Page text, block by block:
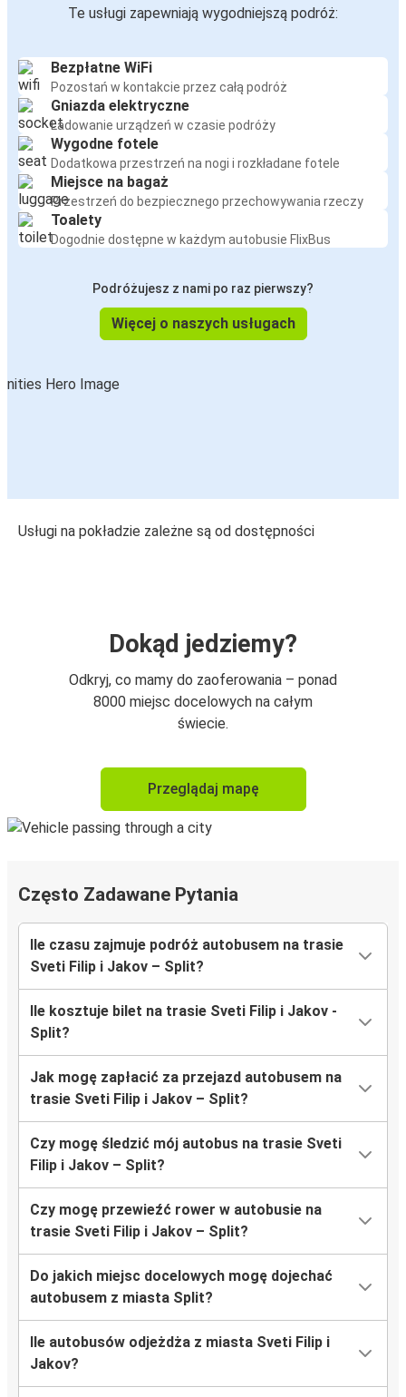
Te usługi zapewniają wygodniejszą podróż:
Bezpłatne WiFi
Pozostań w kontakcie przez całą podróż
Gniazda elektryczne
Ładowanie urządzeń w czasie podróży
Wygodne fotele
Dodatkowa przestrzeń na nogi i rozkładane fotele
Miejsce na bagaż
Przestrzeń do bezpiecznego przechowywania rzeczy
Toalety
Dogodnie dostępne w każdym autobusie FlixBus
Podróżujesz z nami po raz pierwszy?
Więcej o naszych usługach
Usługi na pokładzie zależne są od dostępności
Dokąd jedziemy?
Odkryj, co mamy do zaoferowania – ponad
8000 miejsc docelowych na całym
świecie.
Przeglądaj mapę
Często Zadawane Pytania
Ile czasu zajmuje podróż autobusem na trasie
Sveti Filip i Jakov – Split?
Ile kosztuje bilet na trasie Sveti Filip i Jakov -
Split?
Jak mogę zapłacić za przejazd autobusem na
trasie Sveti Filip i Jakov – Split?
Czy mogę śledzić mój autobus na trasie Sveti
Filip i Jakov – Split?
Czy mogę przewieźć rower w autobusie na
trasie Sveti Filip i Jakov – Split?
Do jakich miejsc docelowych mogę dojechać
autobusem z miasta Split?
Ile autobusów odjeżdża z miasta Sveti Filip i
Jakov?